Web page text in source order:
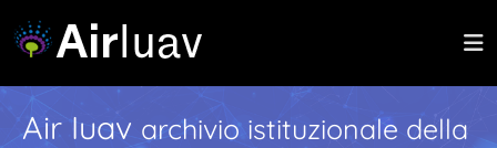
Air Iuav archivio istituzionale della